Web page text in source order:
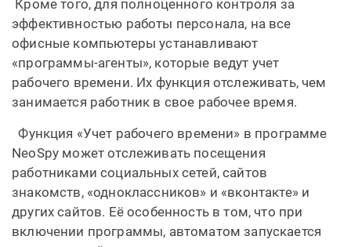
Кроме того, для полноценного контроля за
эффективностью работы персонала, на все
офисные компьютеры устанавливают
«программы-агенты», которые ведут учет
рабочего времени. Их функция отслеживать, чем
занимается работник в свое рабочее время.
Функция «Учет рабочего времени» в программе
NeoSpy может отслеживать посещения
работниками социальных сетей, сайтов
знакомств, «одноклассников» и «вконтакте» и
других сайтов. Её особенность в том, что при
включении программы, автоматом запускается